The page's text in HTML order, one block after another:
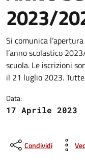
2023/
Dettagli
Si comunica
l’anno scolastico
scuola. Le iscrizioni
il 21 luglio 2023.
Data:
17 Aprile 2023
Condividi